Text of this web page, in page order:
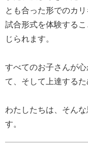
とも合った形でのカ
試合形式を体験する
じられます。
すべてのお子さんが
て、そして上達するた
わたしたちは、そん
す。